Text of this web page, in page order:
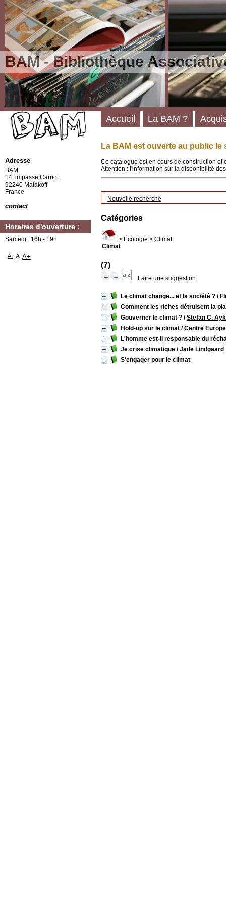
BAM - Bibliothèque
La BAM est ouverte au public le
Ce catalogue est en cours de construction
Attention : l'information sur la disponibilité
Nouvelle recherche
Catégories
> Écologie > Climat
Climat
(7)
Faire une suggestion
Le climat change... et la société ? /
Comment les riches détruisent la
Gouverner le climat ? /Stefan C.
Hold-up sur le climat /Centre
L'homme est-il responsable du
Je crise climatique /Jade Lindgaard
S'engager pour le climat
Accueil La BAM ?
Adresse
BAM
14, impasse Carnot
92240 Malakoff
France
contact
Horaires d'ouverture :
Samedi : 16h - 19h
A- A A+